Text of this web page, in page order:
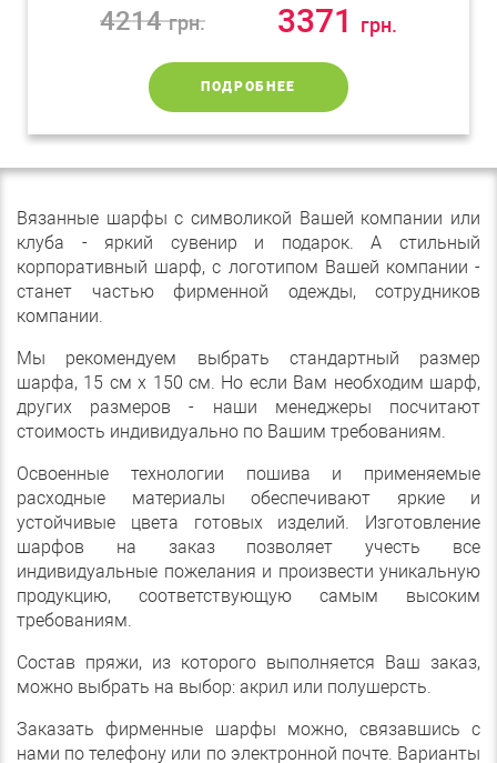
4214грн. 3371 грн.
ПОДРОБНЕЕ
Вязанные шарфы с символикой Вашей компании или
клуба - яркий сувенир и подарок. А стильный
корпоративный шарф, с логотипом Вашей компании -
станет частью фирменной одежды, сотрудников
компании.
Мы рекомендуем выбрать стандартный размер
шарфа, 15 см х 150 см. Но если Вам необходим шарф,
других размеров - наши менеджеры посчитают
стоимость индивидуально по Вашим требованиям.
Освоенные технологии пошива и применяемые
расходные материалы обеспечивают яркие и
устойчивые цвета готовых изделий. Изготовление
шарфов на заказ позволяет учесть все
индивидуальные пожелания и произвести уникальную
продукцию, соответствующую самым высоким
требованиям.
Состав пряжи, из которого выполняется Ваш заказ,
можно выбрать на выбор: акрил или полушерсть.
Заказать фирменные шарфы можно, связавшись с
нами по телефону или по электронной почте. Варианты